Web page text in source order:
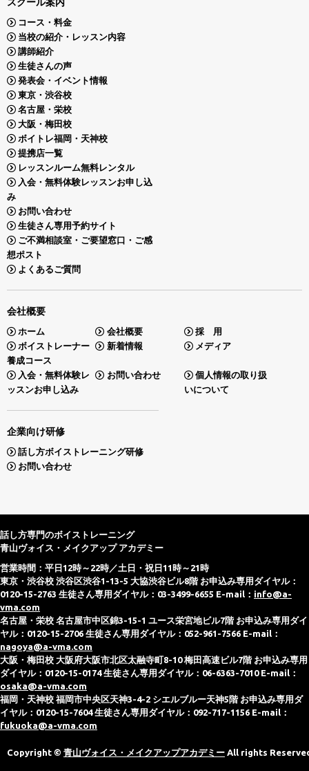
スクール案内
コース・料金
当校の紹介・レッスン内容
講師紹介
生徒さんの声
発表会・イベント情報
東京・渋谷校
名古屋・栄校
大阪・梅田校
ボイトレ福岡・天神校
提携店一覧
レッスンルーム無料レンタル
入会・無料体験レッスンお申し込
み
お問い合わせ
生徒さん専用予約サイト
ご不満相談室・ご要望窓口・ご感
想ポスト
よくあるご質問
会社概要
ホーム 会社概要
採 用
ボイストレーナー
養成コース
新着情報 メディア
入会・無料体験レ
ッスンお申し込み
お問い合わせ
個人情報の取り扱
いについて
企業向け研修
話し方ボイストレーニング研修
お問い合わせ
話し方専門のボイストレーニング
青山ヴォイス・メイクアップ アカデミー
営業時間：平日12時～22時／土日・祝日11時～21時
東京・渋谷校 渋谷区渋谷1-13-5 大協渋谷ビル8階 お申込み専用ダイヤル：
0120-15-2763 生徒さん専用ダイヤル：03-3499-6655 E-mail： info@a-
vma.com
名古屋・栄校 名古屋市中区錦3-15-1 ユース栄宮地ビル7階 お申込み専用ダイ
ヤル：0120-15-2706 生徒さん専用ダイヤル：052-961-7566 E-mail：
nagoya@a-vma.com
大阪・梅田校 大阪府大阪市北区太融寺町8-10 梅田高速ビル7階 お申込み専用
ダイヤル：0120-15-0174 生徒さん専用ダイヤル：06-6363-7010 E-mail：
osaka@a-vma.com
福岡・天神校 福岡市中央区天神3-4-2 シエルブルー天神5階 お申込み専用ダ
イヤル：0120-15-7604 生徒さん専用ダイヤル：092-717-1156 E-mail：
fukuoka@a-vma.com
Copyright © 青山ヴォイス・メイクアップアカデミー All rights